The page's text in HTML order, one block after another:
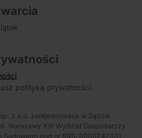
polityką prywatności.
z o.o. zarejestrowana w Sądzie
Warszawy XIII Wydział Gospodarczy
Sądowego pod nr KRS: 0000242331,